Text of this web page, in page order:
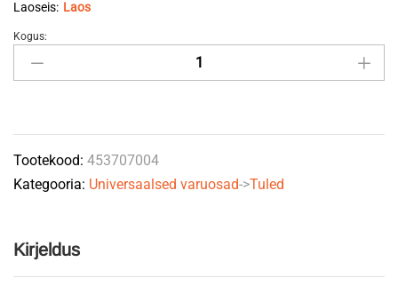
Laoseis: Laos
LED
tagatuli
quantity
Kogus:
Tootekood: 453707004
Kategooria: Universaalsed varuosad->Tuled
Kirjeldus